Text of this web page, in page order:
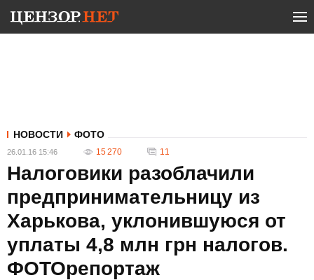
НОВОСТИ ФОТО
26.01.16 15:46 15 270 11
Налоговики разоблачили
предпринимательницу из
Харькова, уклонившуюся от
уплаты 4,8 млн грн налогов.
ФОТОрепортаж